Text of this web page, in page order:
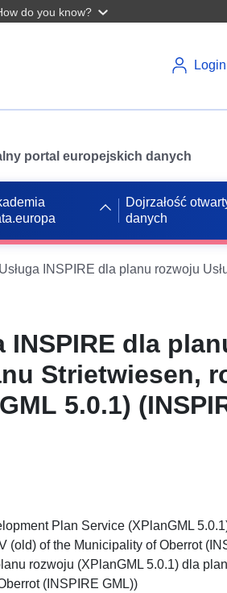
do you know?
Login
portal europejskich danych
Dojrzałość
danych
INSPIRE dla
Strietwiesen,
5.0.1)
Plan Service (XPlanGML
(old) of the Municipality of Oberrot
rozwoju (XPlanGML 5.0.1) dla
(INSPIRE GML))